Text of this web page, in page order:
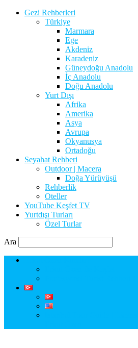
Gezi Rehberleri
Türkiye
Marmara
Ege
Akdeniz
Karadeniz
Güneydoğu Anadolu
İç Anadolu
Doğu Anadolu
Yurt Dışı
Afrika
Amerika
Asya
Avrupa
Okyanusya
Ortadoğu
Seyahat Rehberi
Outdoor | Macera
Doğa Yürüyüşü
Rehberlik
Oteller
YouTube Keşfet TV
Yurtdışı Turları
Özel Turlar
Ara